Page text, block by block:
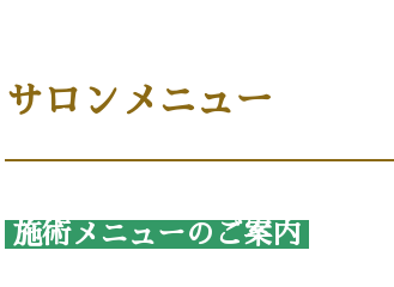
サロンメニュー
施術メニューのご案内